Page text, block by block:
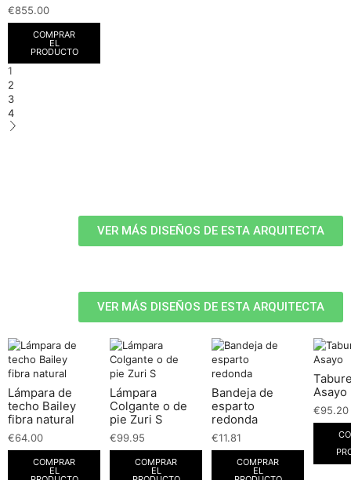
€855.00
COMPRAR
EL
PRODUCTO
1
2
3
4
VER MÁS DISEÑOS DE ESTA ARQUITECTA
VER MÁS DISEÑOS DE ESTA ARQUITECTA
Lámpara de
techo Bailey
fibra natural
€64.00
COMPRAR
EL
Lámpara
Colgante o de
pie Zuri S
€99.95
COMPRAR
EL
Bandeja de
esparto
redonda
€11.81
COMPRAR
EL
Asayo
€95.20